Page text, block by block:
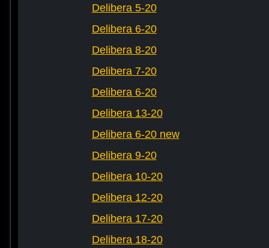
Delibera 5-20
Delibera 6-20
Delibera 8-20
Delibera 7-20
Delibera 6-20
Delibera 13-20
Delibera 6-20 new
Delibera 9-20
Delibera 10-20
Delibera 12-20
Delibera 17-20
Delibera 18-20